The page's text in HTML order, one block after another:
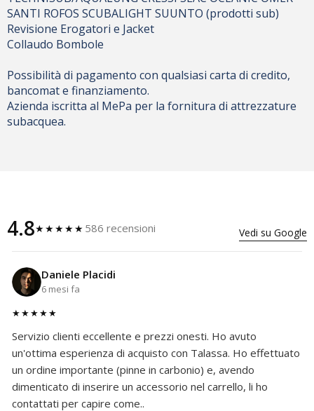
SANTI ROFOS SCUBALIGHT SUUNTO (prodotti sub)
Revisione Erogatori e Jacket
Collaudo Bombole
Possibilità di pagamento con qualsiasi carta di credito,
bancomat e finanziamento.
Azienda iscritta al MePa per la fornitura di attrezzature
subacquea.
4.8★★★★★ 586 recensioni Vedi su Google
Daniele Placidi
6 mesi fa
★★★★★
Servizio clienti eccellente e prezzi onesti. Ho avuto
un'ottima esperienza di acquisto con Talassa. Ho effettuato
un ordine importante (pinne in carbonio) e, avendo
dimenticato di inserire un accessorio nel carrello, li ho
contattati per capire come..